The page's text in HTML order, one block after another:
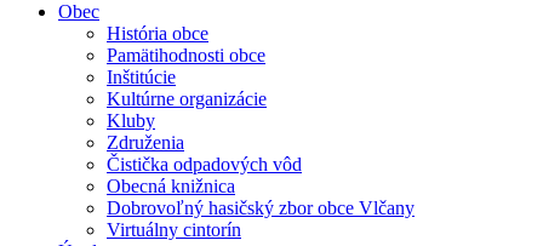
Obec
História obce
Pamätihodnosti obce
Inštitúcie
Kultúrne organizácie
Kluby
Združenia
Čistička odpadových vôd
Obecná knižnica
Dobrovoľný hasičský zbor obce Vlčany
Virtuálny cintorín